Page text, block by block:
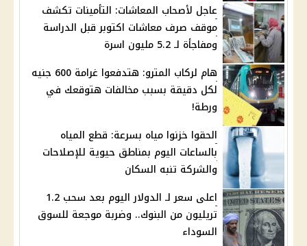
عاجل لأصحاب المعاشات: التأمينات تكشف
موقف صرف معاشات اكتوبر قبل الدراسة
ومفاجأة لـ 5.2 مليون اسرة
هام لركاب المترو: هتدفعوا غرامة 600 جنيه
لكل دقيقة بسبب مخالفات هتوقعك في
ورطة!
الحقوا خزنوا مياه بسرعة: قطع المياه
بالساعات اليوم بمناطق حيوية للإصلاحات
والشركة تنبه السكان
اعلى سعر لـ الدولار اليوم بعد سحب 1.2
تريليون من البنوك.. وضربة موجعة للسوق
السوداء